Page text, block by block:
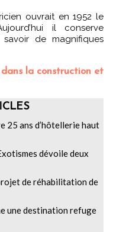
ouvrait en 1952 le
il conserve
de magnifiques
dans la construction et
25 ans d’hôtellerie haut
dévoile deux
de réhabilitation de
une destination refuge